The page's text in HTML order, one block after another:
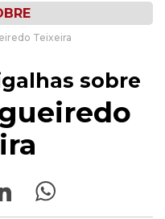
Teixeira
sobre